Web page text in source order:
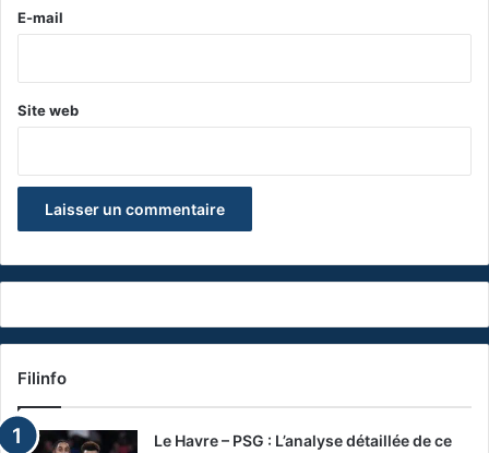
e
E-mail
Site web
Filinfo
Le Havre – PSG : L’analyse détaillée de ce